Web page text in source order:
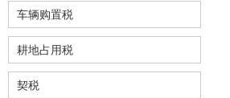
车辆购置税
耕地占用税
契税